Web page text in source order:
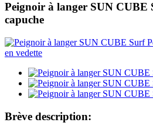
Peignoir à langer SUN CUBE
capuche
Brève description: